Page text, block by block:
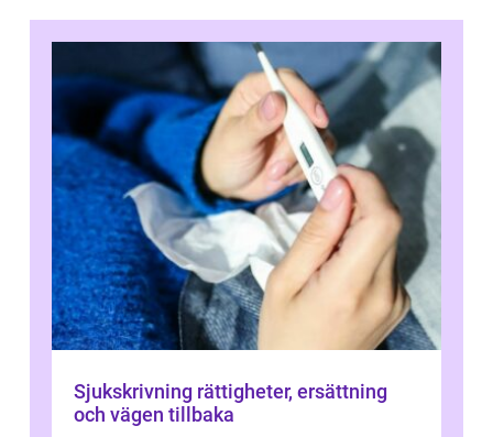
Sjukskrivning rättigheter, ersättning
och vägen tillbaka